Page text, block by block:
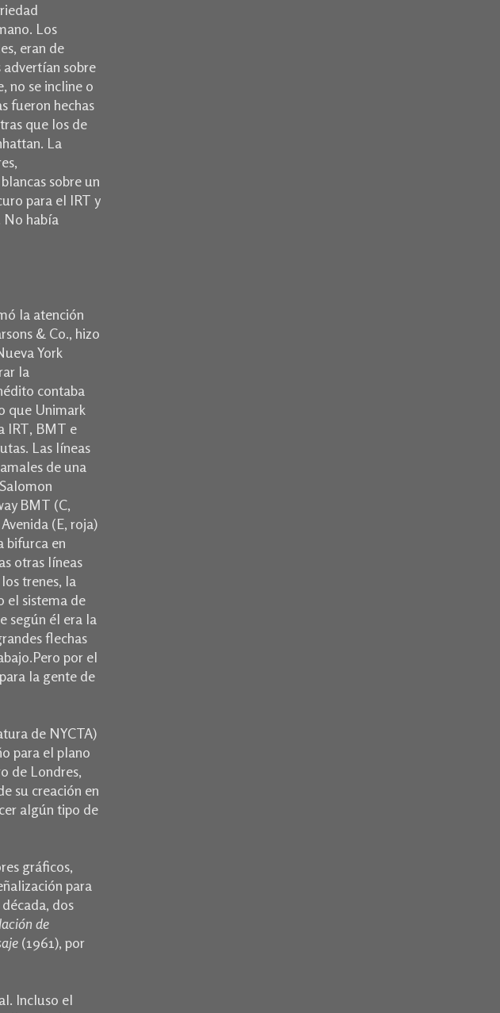
Los
eran de
sobre
no se incline o
fueron hechas
que los de
La
sobre un
para el IRT y
No había
la atención
& Co., hizo
York
la
contaba
que Unimark
IRT, BMT e
Las líneas
de una
BMT (C,
(E, roja)
bifurca en
otras líneas
trenes, la
el sistema de
según él era la
flechas
Pero por el
la gente de
de NYCTA)
para el plano
de Londres,
su creación en
algún tipo de
gráficos,
para
dos
de
(1961), por
Incluso el